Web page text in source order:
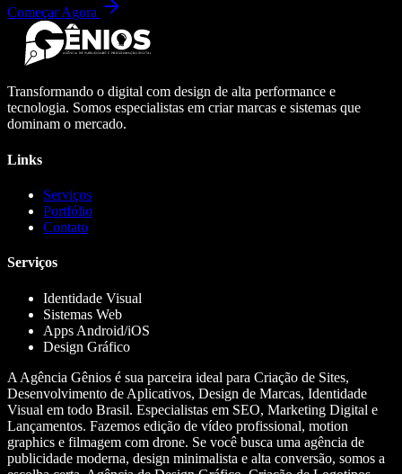
Começar Agora
Transformando o digital com design de alta performance e
tecnologia. Somos especialistas em criar marcas e sistemas que
dominam o mercado.
Links
Serviços
Portfólio
Contato
Serviços
Identidade Visual
Sistemas Web
Apps Android/iOS
Design Gráfico
A Agência Gênios é sua parceira ideal para Criação de Sites,
Desenvolvimento de Aplicativos, Design de Marcas, Identidade
Visual em todo Brasil. Especialistas em SEO, Marketing Digital e
Lançamentos. Fazemos edição de vídeo profissional, motion
graphics e filmagem com drone. Se você busca uma agência de
publicidade moderna, design minimalista e alta conversão, somos a